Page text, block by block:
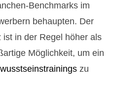
Benchmarks im
behaupten. Der
in der Regel höher als
Möglichkeit, um ein
zu